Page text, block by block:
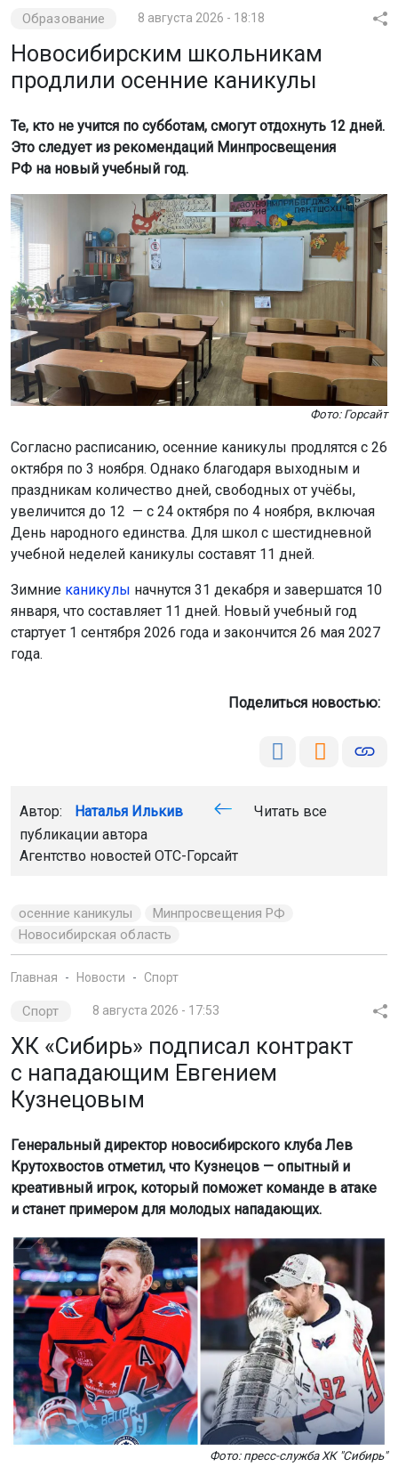
Образование 8 августа 2026 - 18:18
Новосибирским школьникам
продлили осенние каникулы
Те, кто не учится по субботам, смогут отдохнуть 12 дней.
Это следует из рекомендаций Минпросвещения
РФ на новый учебный год.
Фото: Горсайт
Согласно расписанию, осенние каникулы продлятся с 26
октября по 3 ноября. Однако благодаря выходным и
праздникам количество дней, свободных от учёбы,
увеличится до 12 — с 24 октября по 4 ноября, включая
День народного единства. Для школ с шестидневной
учебной неделей каникулы составят 11 дней.
Зимние каникулы начнутся 31 декабря и завершатся 10
января, что составляет 11 дней. Новый учебный год
стартует 1 сентября 2026 года и закончится 26 мая 2027
года.
Поделиться новостью:
Автор: Наталья Илькив
Читать все
публикации автора
Агентство новостей ОТС-Горсайт
осенние каникулы
Минпросвещения РФ
Новосибирская область
Главная Новости Спорт
Спорт 8 августа 2026 - 17:53
ХК «Сибирь» подписал контракт
с нападающим Евгением
Кузнецовым
Генеральный директор новосибирского клуба Лев
Крутохвостов отметил, что Кузнецов — опытный и
креативный игрок, который поможет команде в атаке
и станет примером для молодых нападающих.
Фото: пресс-служба ХК "Сибирь"